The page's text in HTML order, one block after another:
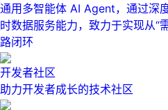
通用多智能体 AI Agent，通过深
时数据服务能力，致力于实现从“
路闭环
开发者社区
助力开发者成长的技术社区